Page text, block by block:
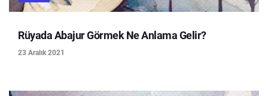
Rüyada Abajur Görmek Ne Anlama Gelir?
23 Aralık 2021